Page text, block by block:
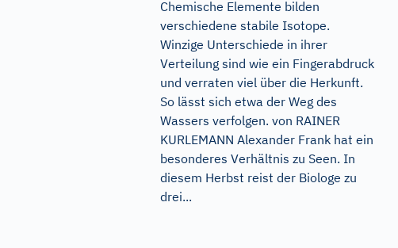
Chemische Elemente bilden
verschiedene stabile Isotope.
Winzige Unterschiede in ihrer
Verteilung sind wie ein Fingerabdruck
und verraten viel über die Herkunft.
So lässt sich etwa der Weg des
Wassers verfolgen. von RAINER
KURLEMANN Alexander Frank hat ein
besonderes Verhältnis zu Seen. In
diesem Herbst reist der Biologe zu
drei...